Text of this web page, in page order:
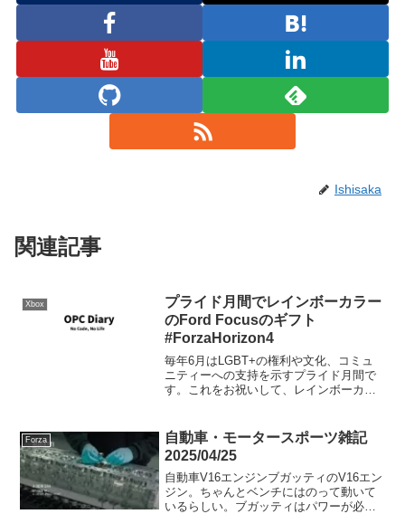
Ishisaka
関連記事
Xbox
プライド月間でレインボーカラー
のFord Focusのギフト
#ForzaHorizon4
毎年6月はLGBT+の権利や文化、コミュ
ニティーへの支持を示すプライド月間で
す。これをお祝いして、レインボーカラ
しょう！
Forza
自動車・モータースポーツ雑記
2025/04/25
自動車V16エンジンブガッティのV16エン
ジン。ちゃんとベンチにはのって動いて
いるらしい。ブガッティはパワーが必